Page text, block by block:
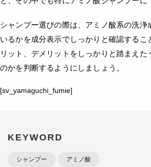
シャンプー選びの際は、アミノ酸系の洗浄
いるかを成分表示でしっかりと確認するこ
リット、デメリットをしっかりと踏まえた
のかを判断するようにしましょう。
[sv_yamaguchi_fumie]
KEYWORD
シャンプー アミノ酸